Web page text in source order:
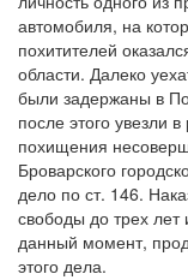
автомобиля, на
похитителей
области. Далеко
были задержаны в
после этого увезли
похищения
Броварского
дело по ст. 146.
свободы до трех
данный момент,
этого дела.